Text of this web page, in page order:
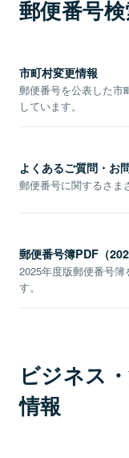
郵便番号
市町村変更情報
郵便番号を公表した市
しています。
よくあるご質問・お
郵便番号に関するさま
郵便番号簿PDF（
2025年度版郵便番号
す。
ビジネス
情報